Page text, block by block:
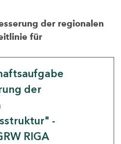
der regionalen
für
der
-
RIGA